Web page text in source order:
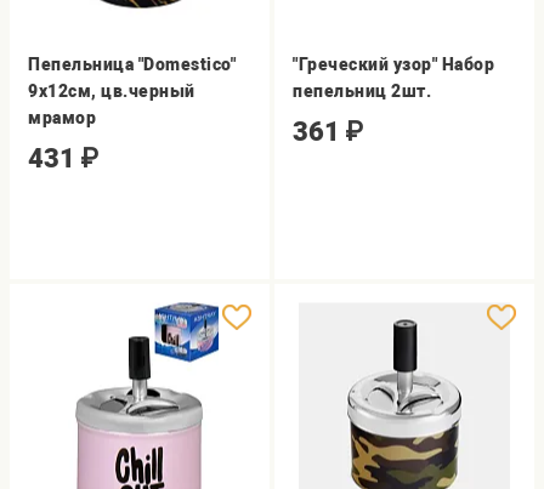
Пепельница "Domestico"
9х12см, цв.черный
мрамор
431 ₽
"Греческий узор" Набор
пепельниц 2шт.
361 ₽